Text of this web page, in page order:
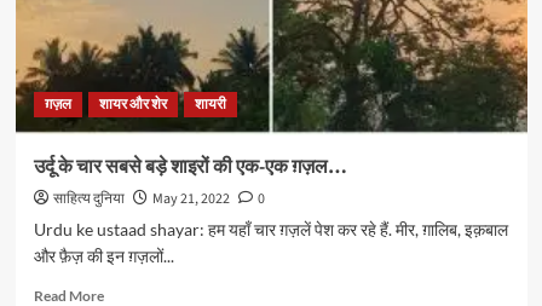
ग़ज़ल शायर और शेर शायरी
उर्दू के चार सबसे बड़े शाइरों की एक-एक ग़ज़ल…
साहित्य दुनिया May 21, 2022
0
Urdu ke ustaad shayar: हम यहाँ चार ग़ज़लें पेश कर रहे हैं. मीर, ग़ालिब, इक़बाल
और फ़ैज़ की इन ग़ज़लों...
Read MoreRead